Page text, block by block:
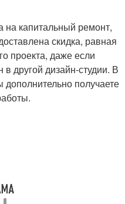
на капитальный ремонт,
скидка, равная
проекта, даже если
другой дизайн-студии. В
получаете